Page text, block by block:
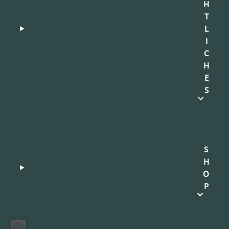
H
T
L
I
C
H
E
S
S
H
O
P